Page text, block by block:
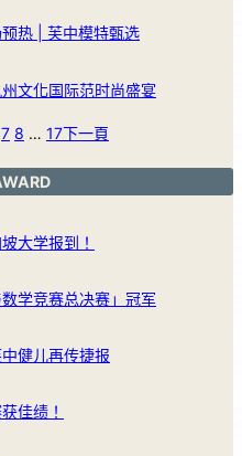
热 | 芙中模特甄选
文化国际范时尚盛宴
7 8 … 17下一頁
大学报到！
学竞赛总决赛」冠军
健儿再传捷报
佳绩！